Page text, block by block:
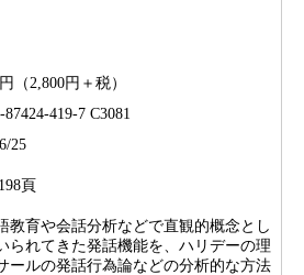
（2,800円＋税）
87424-419-7 C3081
25
頁
教育や会話分析などで直観的概念とし
られてきた発話機能を、ハリデーの理
ールの発話行為論などの分析的な方法